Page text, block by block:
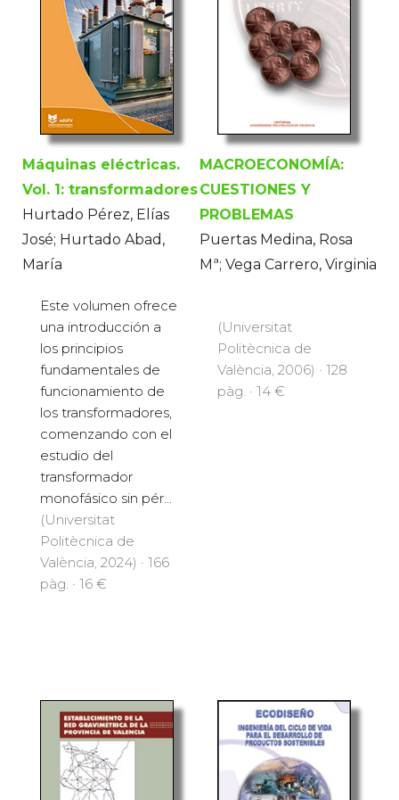
Máquinas eléctricas.
Vol. 1: transformadores
Hurtado Pérez, Elías
José; Hurtado Abad,
María
Este volumen ofrece
una introducción a
los principios
fundamentales de
funcionamiento de
los transformadores,
comenzando con el
estudio del
transformador
monofásico sin pér...
(Universitat
Politècnica de
València, 2024) · 166
pàg. · 16 €
MACROECONOMÍA:
CUESTIONES Y
PROBLEMAS
Puertas Medina, Rosa
Mª; Vega Carrero, Virginia
(Universitat
Politècnica de
València, 2006) · 128
pàg. · 14 €